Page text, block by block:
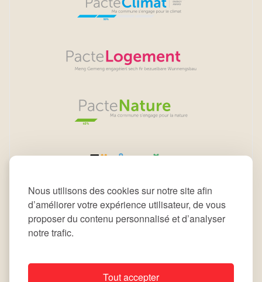
Nous utilisons des cookies sur notre site afin
d’améliorer votre expérience utilisateur, de vous
proposer du contenu personnalisé et d’analyser
notre trafic.
Tout accepter